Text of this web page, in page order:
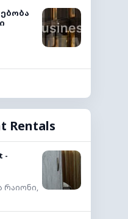
Rentals
-
რაიონი,